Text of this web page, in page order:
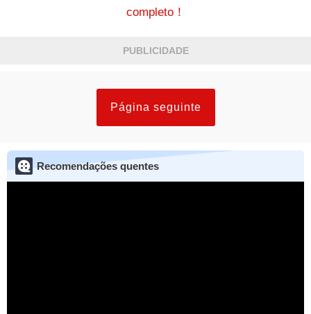
completo！
PUBLICIDADE
Página seguinte
Recomendações quentes